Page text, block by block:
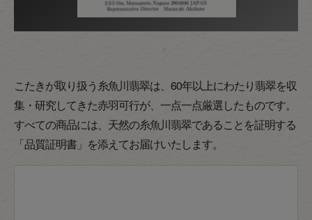
こたきが取り扱う糸魚川翡翠は、60年以上にわたり翡翠を収
集・研究してきた赤羽可行が、一点一点厳選したものです。
すべての商品には、天然の糸魚川翡翠であることを証明する
「品質証明書」を添えてお届けいたします。